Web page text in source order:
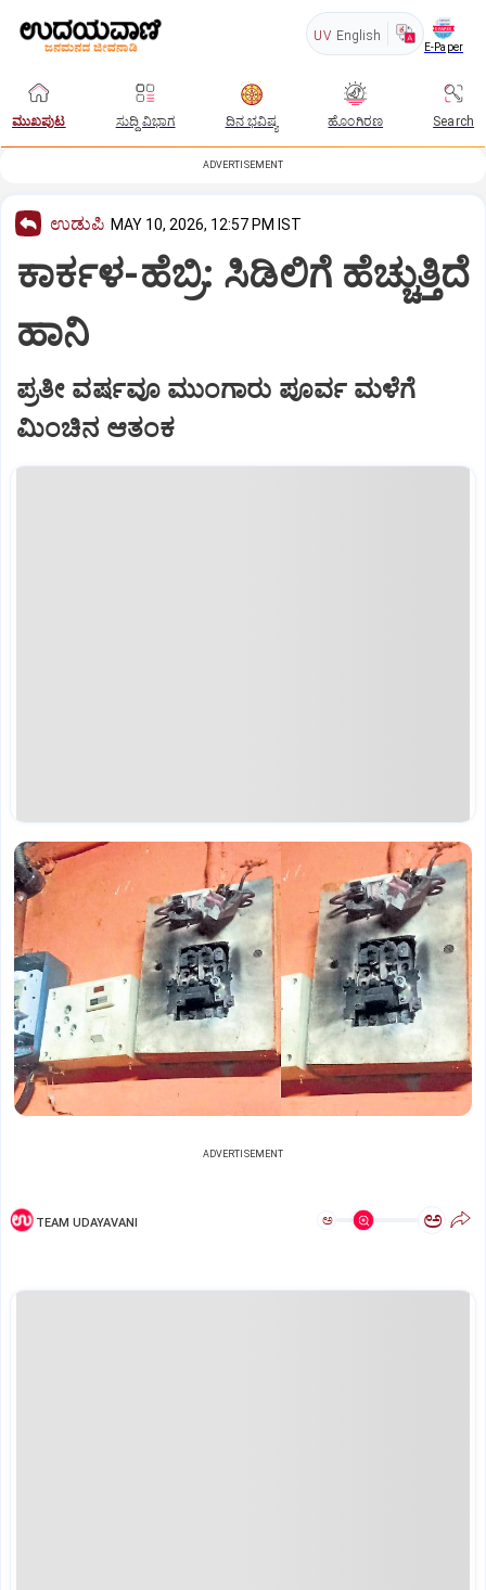
UV English
E-Paper
ಮುಖಪುಟ ಸುದ್ದಿ ವಿಭಾಗ ದಿನ ಭವಿಷ್ಯ ಹೊಂಗಿರಣ Search
ADVERTISEMENT
ಉಡುಪಿ MAY 10, 2026, 12:57 PM IST
ಕಾರ್ಕಳ-ಹೆಬ್ರಿ: ಸಿಡಿಲಿಗೆ ಹೆಚ್ಚುತ್ತಿದೆ
ಹಾನಿ
ಪ್ರತೀ ವರ್ಷವೂ ಮುಂಗಾರು ಪೂರ್ವ ಮಳೆಗೆ
ಮಿಂಚಿನ ಆತಂಕ
ADVERTISEMENT
TEAM UDAYAVANI ಅ ಅ